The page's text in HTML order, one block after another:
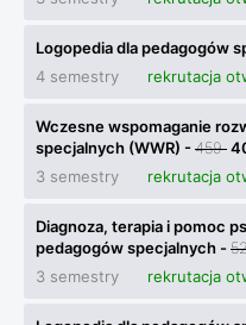
Logopedia dla pedagogów
4 semestry
rekrutacja
Wczesne wspomaganie
specjalnych (WWR) -459
3 semestry
rekrutacja
Diagnoza, terapia i pomoc
pedagogów specjalnych -
3 semestry
rekrutacja